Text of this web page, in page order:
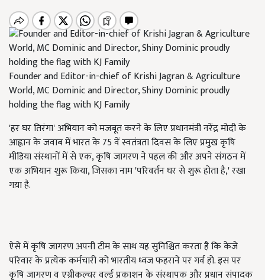
Founder and Editor-in-chief of Krishi Jagran & Agriculture
World, MC Dominic and Director, Shiny Dominic proudly
holding the flag with KJ Family
'हर घर तिरंगा' अभियान को मजबूत करने के लिए प्रधानमंत्री नरेंद्र मोदी के
आह्वान के जवाब में भारत के 75 वें स्वतंत्रता दिवस के लिए प्रमुख कृषि
मीडिया संस्थानों में से एक, कृषि जागरण ने पहल की और अपने संगठन में
एक अभियान शुरू किया, जिसका नाम 'परिवर्तन घर से शुरू होता है,' रखा
गय़ा है.
ऐसे में कृषि जागरण अपनी टीम के साथ यह सुनिश्चित करता है कि केजे
परिवार के प्रत्येक कर्मचारी को भारतीय ध्वज फहराने पर गर्व हो. इस पर
कृषि जागरण व एग्रीकल्चर वर्ल्ड प्रकाशन के संस्थापक और प्रधान संपादक